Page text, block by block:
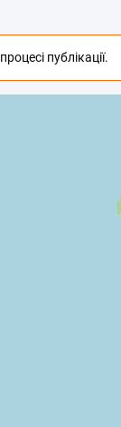
публікації.